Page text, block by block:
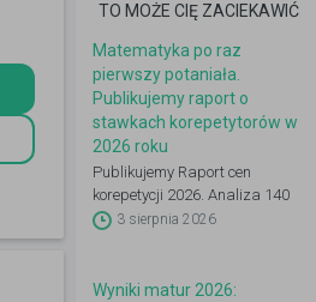
TO MOŻE CIĘ ZACIEKAWIĆ
Matematyka po raz
pierwszy potaniała.
Publikujemy raport o
stawkach korepetytorów w
2026 roku
Publikujemy Raport cen
korepetycji 2026. Analiza 140
648 ogłoszeń: 22 przedmioty,
3 sierpnia 2026
Wyniki matur 2026: